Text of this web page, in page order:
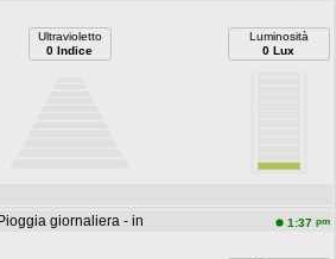
Ultravioletto
0 Indice
Luminosità
0 Lux
Pioggia giornaliera - in 1:37 pm